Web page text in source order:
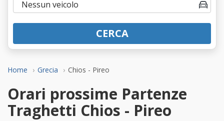
Home Grecia Chios - Pireo
CERCA
Orari prossime Partenze
Traghetti Chios - Pireo